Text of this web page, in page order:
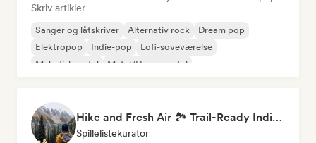
Skriv artikler
Sanger og låtskriver Alternativ rock
Dream pop
Elektropop
Indie-pop
Lofi-soveværelse
Melodisk metal
Metal/Heavy metal
Hike and Fresh Air 🏞️ Trail-Ready Indie Folk & Acoustic
Spillelistekurator